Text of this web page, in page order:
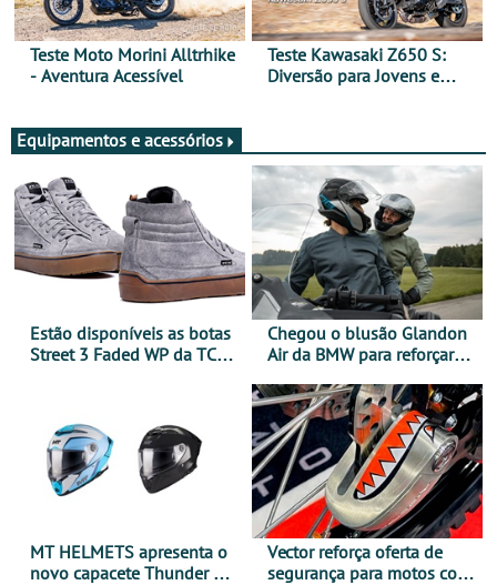
Teste Moto Morini Alltrhike
- Aventura Acessível
Teste Kawasaki Z650 S:
Diversão para Jovens e
Equipamentos e acessórios
Estão disponíveis as botas
Street 3 Faded WP da TCX
Chegou o blusão Glandon
Air da BMW para reforçar
verão
MT HELMETS apresenta o
novo capacete Thunder 4 R
Vector reforça oferta de
segurança para motos com